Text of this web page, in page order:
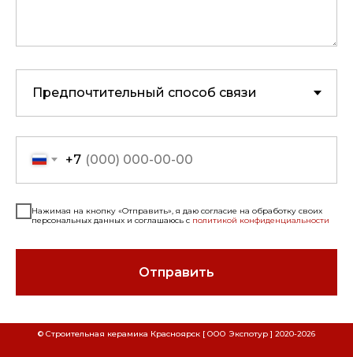
+7
Нажимая на кнопку «Отправить», я даю согласие на обработку своих
персональных данных и соглашаюсь с политикой конфиденциальности
Отправить
СКАЧАТЬ РЕКВИЗИТЫ ООО "СТРОИТЕЛЬНАЯ
СКАЧАТЬ РЕКВИЗИТЫ ООО "ЭКСПОТУР"
© Строительная керамика Красноярск [ ООО Экспотур ] 2020-2026